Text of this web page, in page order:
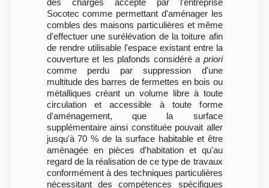
Socotec comme permettant d'aménager les
combles des maisons particulières et même
d'effectuer une surélévation de la toiture afin
de rendre utilisable l'espace existant entre la
couverture et les plafonds considéré a priori
comme perdu par suppression d'une
multitude des barres de fermettes en bois ou
métalliques créant un volume libre à toute
circulation et accessible à toute forme
d'aménagement, que la surface
supplémentaire ainsi constituée pouvait aller
jusqu'à 70 % de la surface habitable et être
aménagée en pièces d'habitation et qu'au
regard de la réalisation de ce type de travaux
conformément à des techniques particulières
nécessitant des compétences spécifiques